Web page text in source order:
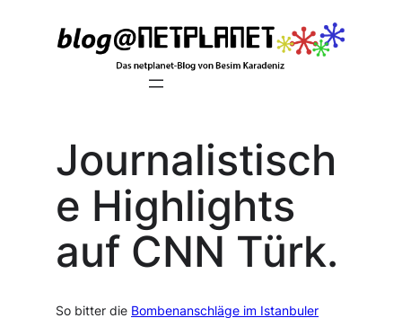
Journalistisch
e Highlights
auf CNN Türk.
So bitter die Bombenanschläge im Istanbuler